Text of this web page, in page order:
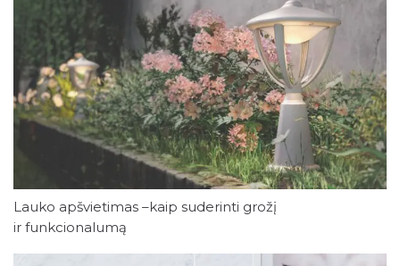
Lauko apšvietimas –kaip suderinti grožį
ir funkcionalumą